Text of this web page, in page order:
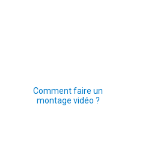
Comment faire un
montage vidéo ?